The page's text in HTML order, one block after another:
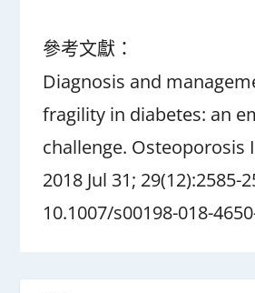
參考文獻：
Diagnosis and
fragility in diabetes: an
challenge. Osteoporosis
2018 Jul 31; 29(12):2585-
10.1007/s00198-018-